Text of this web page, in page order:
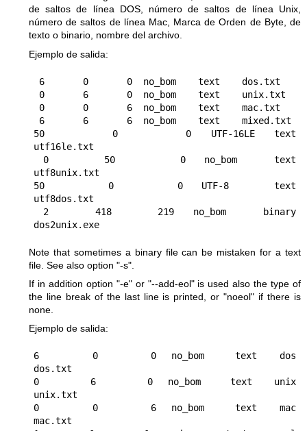
de saltos de línea DOS, número de saltos de línea Unix,
número de saltos de línea Mac, Marca de Orden de Byte, de
texto o binario, nombre del archivo.
Ejemplo de salida:
50       0       0  UTF-16LE  text
utf16le.txt
utf8unix.txt
50       0       0  UTF-8     text
utf8dos.txt
Note that sometimes a binary file can be mistaken for a text
file. See also option "-s"
If in addition option "-e"or "--add-eol"is used also the type of
the line break of the last line is printed, or"noeol" if there is
none.
Ejemplo de salida:
6       0       0  no_bom    text   dos
dos.txt
0       6       0  no_bom    text   unix
unix.txt
0       0       6  no_bom    text   mac
mac.txt